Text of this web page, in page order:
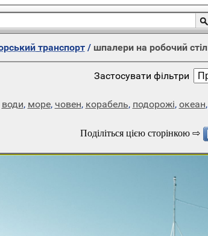
транспорт/ шпалери на робочий стіл
Застосувати фільтри
води, море, човен, корабель, подорожі, океан,